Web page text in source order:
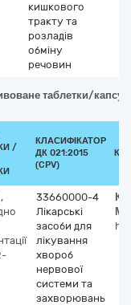
кишкового
тракту та
розладів
обміну
речовин
таблетки/
/
КЛАСИФІКАТОР
ДК 021:2015
(CPV)
,
33660000-4
Лікарські
засоби для
лікування
хвороб
нервової
системи та
захворювань